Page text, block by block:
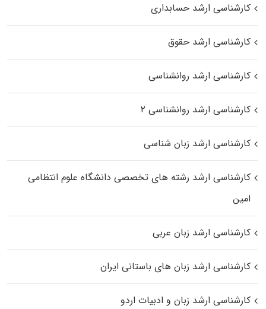
کارشناسی ارشد حسابداری
کارشناسی ارشد حقوق
کارشناسی ارشد روانشناسی
کارشناسی ارشد روانشناسی ۲
کارشناسی ارشد زبان شناسی
کارشناسی ارشد رﺷﺘﻪ ﻫﺎی تخصصی داﻧﺸﮕﺎه ﻋﻠﻮم انتظامی
اﻣﻴﻦ
کارشناسی ارشد زبان عربی
کارشناسی ارشد زبان‌ های باستانی ایران
کارشناسی ارشد زبان و ادبیات اردو